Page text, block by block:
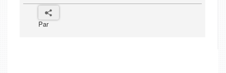
Par